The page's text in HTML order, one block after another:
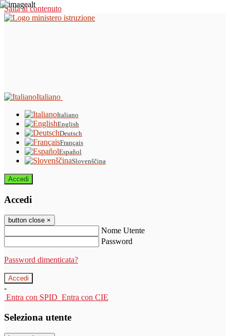
Salta al contenuto
Italiano
Italiano
English
Deutsch
Français
Español
Slovenščina
Accedi
Accedi
button close ×
Nome Utente
Password
Password dimenticata?
-
Entra con SPID Entra con CIE
Seleziona utente